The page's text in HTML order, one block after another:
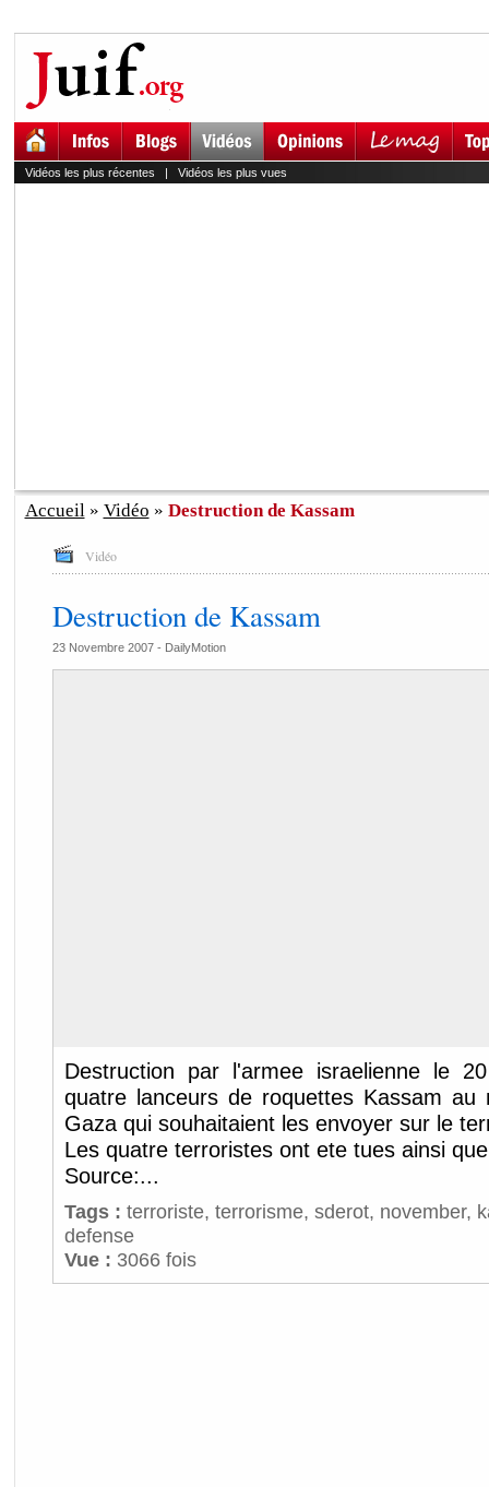
Vidéos les plus récentes | Vidéos les plus vues
Accueil» Vidéo » Destruction de Kassam
Vidéo
Destruction de Kassam
23 Novembre 2007 - DailyMotion
Destruction par l'armee israelienne le
quatre lanceurs de roquettes Kassam
Gaza qui souhaitaient les envoyer sur le
Les quatre terroristes ont ete tues ainsi
Source:...
Tags : terroriste, terrorisme, sderot, november,
defense
Vue : 3066 fois